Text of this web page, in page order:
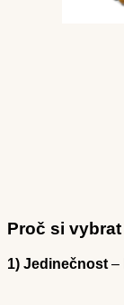
Proč si
1) Jedinečnost –